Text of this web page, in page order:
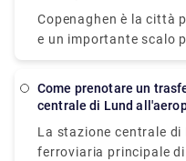
veloce, impiegando
stazione centrale di
metropolitana
seconda del traffico) e
40 minuti. Tuttavia, i
rimangono ancora
in anticipo un
selezionare le offerte
Copenaghen è la città
e un importante scalo
Malmö, in Svezia,
storico. Nonostante il
terra è l'unico modo
Come prenotare un trasferimento dalla stazione
centrale di Lund
La stazione centrale di
ferroviaria principale